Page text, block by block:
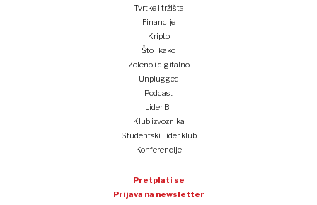
Tvrtke i tržišta
Financije
Kripto
Što i kako
Zeleno i digitalno
Unplugged
Podcast
Lider BI
Klub izvoznika
Studentski Lider klub
Konferencije
Pretplati se
Prijava na newsletter